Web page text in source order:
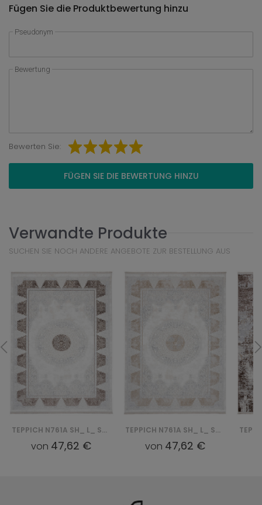
Fügen Sie die Produktbewertung hinzu
Pseudonym
Bewertung
Bewerten Sie:
FÜGEN SIE DIE BEWERTUNG HINZU
Verwandte Produkte
SUCHEN SIE NOCH ANDERE ANGEBOTE ZUR BESTELLUNG AUS
TEPPICH N761A SH_ L_ SAHARA - KREMOWY, BRĄZOWY
von 47,62 €
TEPPICH N761A SH_ L_ SAHARA - KREMOWY, BEŻOWY
von 47,62 €